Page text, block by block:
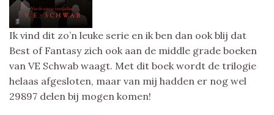
Ik vind dit zo’n leuke serie en ik ben dan ook blij dat
Best of Fantasy zich ook aan de middle grade boeken
van VE Schwab waagt. Met dit boek wordt de trilogie
helaas afgesloten, maar van mij hadden er nog wel
29897 delen bij mogen komen!